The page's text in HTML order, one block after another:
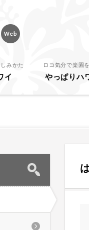
みかた
イ
ロコ気分で楽園
やっぱりハ